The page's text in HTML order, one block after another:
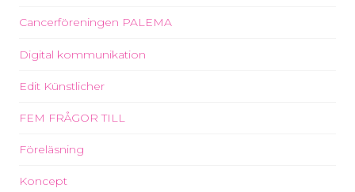
Cancerföreningen PALEMA
Digital kommunikation
Edit Künstlicher
FEM FRÅGOR TILL
Föreläsning
Koncept